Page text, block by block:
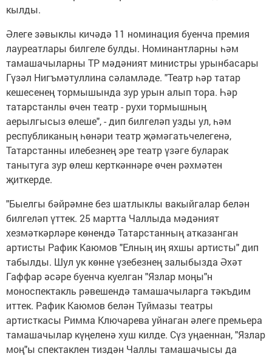
кылды.
Әлеге зәвыклы кичәдә 11 номинация буенча премия
лауреатлары билгеле булды. Номинантларны һәм
тамашачыларны ТР мәдәният министры урынбасары
Гүзәл Нигъмәтуллина сәламләде. "Театр һәр татар
кешесенең тормышында зур урын алып тора. Һәр
татарстанлы өчен театр - рухи тормышның
аерылгысыз өлеше", - дип билгеләп узды ул, һәм
республиканың һөнәри театр җәмәгатьчелегенә,
Татарстанны илебезнең эре театр үзәге буларак
танытуга зур өлеш керткәннәре өчен рәхмәтен
җиткерде.
"Быелгы бәйрәмне без шатлыклы вакыйгалар белән
билгеләп үттек. 25 мартта Чаллыда мәдәният
хезмәткәрләре көнендә Татарстанның атказанган
артисты Рафик Каюмов "Елның иң яхшы артисты" дип
табылды. Шул ук көнне үзебезнең залыбызда Әхәт
Гаффар әсәре буенча куелган "Язлар моңы"н
моноспектакль рәвешендә тамашачыларга тәкъдим
иттек. Рафик Каюмов белән Туймазы театры
артисткасы Римма Ключарева уйнаган әлеге премьера
тамашачылар күңеленә хуш килде. Сүз уңаеннан, "Язлар
моң"ы спектаклен тиздән Чаллы тамашачысы да